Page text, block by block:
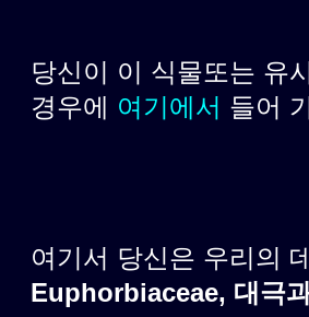
당신이 이 식물또는 유
경우에 여기에서 들어
여기서 당신은 우리의
Euphorbiaceae, 대극